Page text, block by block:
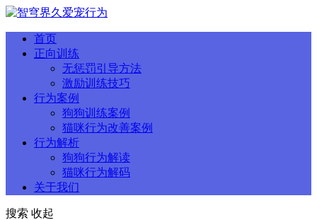
首页
正向训练
无惩罚引导方法
激励训练技巧
行为案例
狗狗训练案例
猫咪行为改善案例
行为解析
狗狗行为解读
猫咪行为解码
关于我们
搜索 收起